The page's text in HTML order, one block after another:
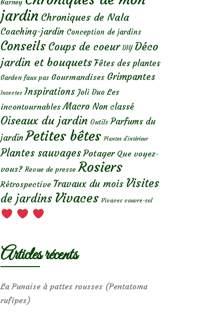
Barney
jardin Chroniques de Nala
Coaching-jardin Conception de jardins
Conseils Coups de coeur DIY Déco
jardin et bouquets Fêtes des plantes
Garden faux pas Gourmandises Grimpantes
Insectes Inspirations Joli Duo Les
incontournables Macro Non classé
Oiseaux du jardin Outils Parfums du
jardin Petites bêtes Plantes d’intérieur
Plantes sauvages Potager Que voyez-
vous? Revue de presse Rosiers
Rétrospective Travaux du mois Visites
de jardins Vivaces Vivaces couvre-sol
Articles récents
La Punaise à pattes rousses (Pentatoma
rufipes)